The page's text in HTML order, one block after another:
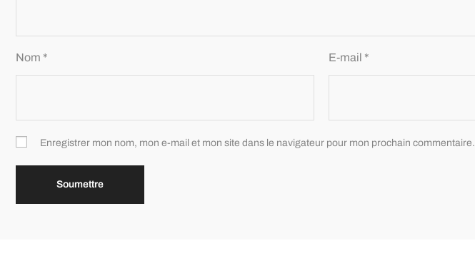
Nom * E-mail *
Enregistrer mon nom, mon e-mail et mon site dans le navigateur pour mon prochain commentaire.